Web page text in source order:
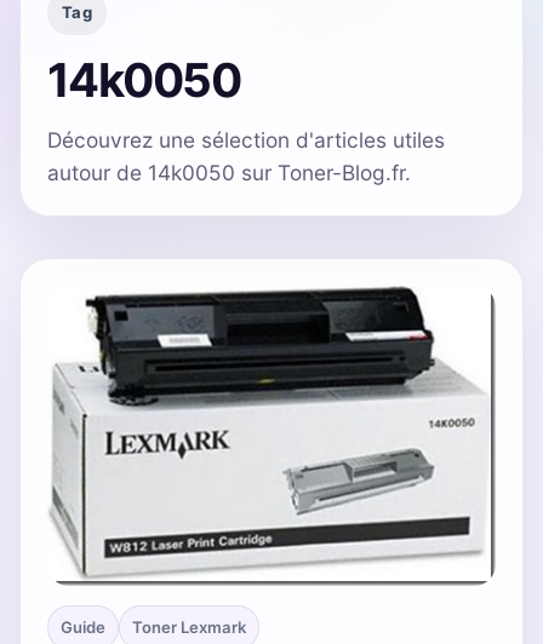
Tag
14k0050
Découvrez une sélection d'articles utiles
autour de 14k0050 sur Toner-Blog.fr.
Guide Toner Lexmark